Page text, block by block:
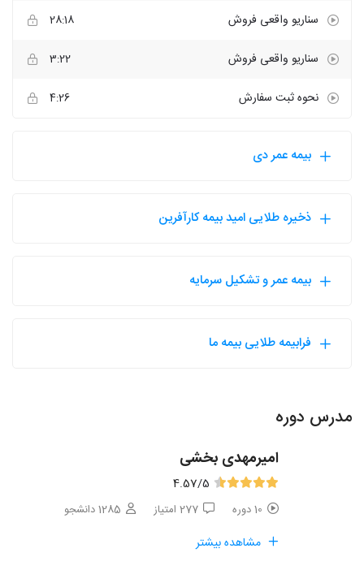
سناریو واقعی فروش 28:18
سناریو واقعی فروش 3:22
نحوه ثبت سفارش 4:26
بیمه عمر دی
ذخیره طلایی امید بیمه کارآفرین
بیمه عمر و تشکیل سرمایه
فرابیمه طلایی بیمه ما
مدرس دوره
امیرمهدی بخشی
4.57/5
10 دوره 277 امتیاز 1285 دانشجو
مشاهده بیشتر